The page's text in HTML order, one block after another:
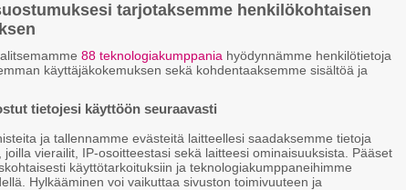
vietti
Tv-
paikalta
tarjotaksemme henkilökohtaisen
88 teknologiakumppania hyödynnämme henkilötietoja
käyttäjäkokemuksen sekä kohdentaaksemme sisältöä ja
tietojesi käyttöön seuraavasti
ja tallennamme evästeitä laitteellesi saadaksemme tietoja
joilla vierailit, IP-osoitteestasi sekä laitteesi ominaisuuksista. Pääset
käyttötarkoituksiin ja teknologiakumppaneihimme
Hylkääminen voi vaikuttaa sivuston toimivuuteen ja